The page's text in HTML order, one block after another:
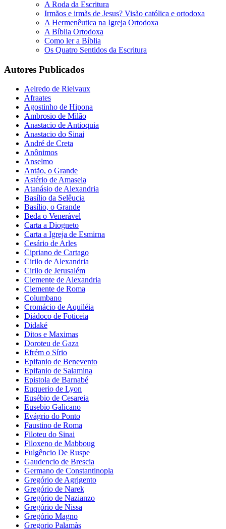
A Roda da Escritura
Irmãos e irmãs de Jesus? Visão católica e ortodoxa
A Hermenêutica na Igreja Ortodoxa
A Bíblia Ortodoxa
Como ler a Bíblia
Os Quatro Sentidos da Escritura
Autores Publicados
Aelredo de Rielvaux
Afraates
Agostinho de Hipona
Ambrosio de Milão
Anastacio de Antioquia
Anastacio do Sinai
André de Creta
Anônimos
Anselmo
Antão, o Grande
Astério de Amaseia
Atanásio de Alexandria
Basílio da Selêucia
Basílio, o Grande
Beda o Venerável
Carta a Diogneto
Carta a Igreja de Esmirna
Cesário de Arles
Cipriano de Cartago
Cirilo de Alexandria
Cirilo de Jerusalém
Clemente de Alexandria
Clemente de Roma
Columbano
Cromácio de Aquiléia
Diádoco de Foticeia
Didaké
Ditos e Maximas
Doroteu de Gaza
Efrém o Sírio
Epifanio de Benevento
Epifanio de Salamina
Epistola de Barnabé
Euquerio de Lyon
Eusébio de Cesareia
Eusebio Galicano
Evágrio do Ponto
Faustino de Roma
Filoteu do Sinai
Filoxeno de Mabboug
Fulgêncio De Ruspe
Gaudencio de Brescia
Germano de Constantinopla
Gregório de Agrigento
Gregório de Narek
Gregório de Nazianzo
Gregório de Nissa
Gregório Magno
Gregorio Palamàs